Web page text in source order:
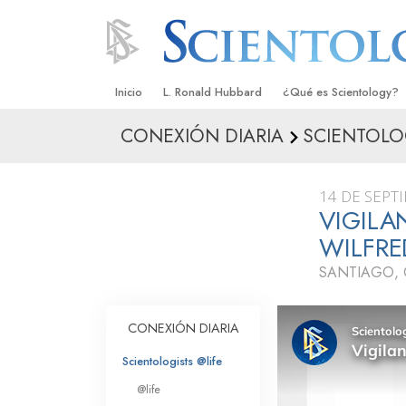
Inicio L. Ronald Hubbard ¿Qué es Scientology?
Creencias y Prácticas
Qué dicen los
Scientology
Conoce a un
Los Principios Básicos
Una Introducción a
CONEXIÓN DIARIA
14 DE
SANTIAGO,
CONEXIÓN DIARIA
Scientologists @life
@life